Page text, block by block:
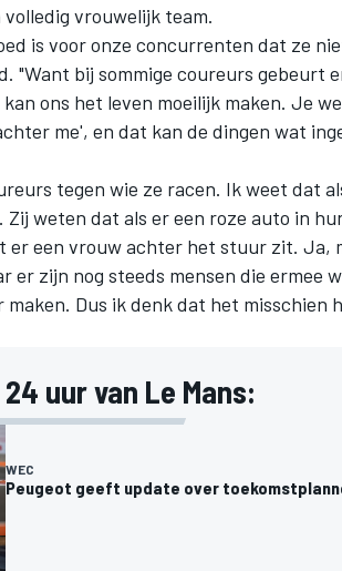
vrouwelijk team.
is voor onze concurrenten dat ze
"Want bij sommige coureurs gebeurt
ons het leven moeilijk maken. Je
me', en dat kan de dingen wat
tegen wie ze racen. Ik weet dat
weten dat als er een roze auto in
er een vrouw achter het stuur zit. Ja,
er zijn nog steeds mensen die ermee
Dus ik denk dat het misschien
uur van Le Mans:
WEC
Peugeot geeft update over